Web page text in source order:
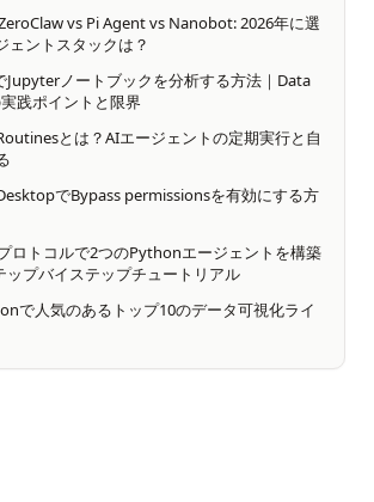
ワーの会議メモツール
作成アシスタント、コンテンツ制作を革命
Writing Assistant Revolutionizing Content
Guide - Achieve Top-notch Accuracy in
イド：視覚タスクにおける一流の精度を実
然言語処理のための次世代ツール
a Word Limit? Find the Best Ways to
ラム：Pythonにおけるplt.hist()の完全ガイ
外側に置く：bbox_to_anchor 早見表
plt.scatter() 完全ガイド
：plt.bar() と plt.barh() 完全ガイド
ムカラーマップをマスターする：包括的ガ
除する方法：詳細ガイド
ヒストグラムの10種類（コード例付き）
像のプロット方法
ダリ軸: twinxとsecondary_yaxisの使い分
How to Remove Columns from a
How to Remove Duplicate Rows in
Pythonで重複行を削除する方法
Select Data by Condition in Python
：Aggregation・Transform・Apply 完全ガ
Column Not Found — How to Fix It (Even
Wide Data to Long Format (Complete
Version Manager with Pyenv
in Python
Python: math.pi, numpy.pi, scipy, and
in Python with Ease
Pandas DataFrames: Explained!
A Comprehensive Comparison
in Python: Explained
How to Secure User Authentication
：Streamlitアプリでユーザー認証を
ラクティブなデータダッシュボードを構築す
ラクティブな地図を表示する：簡単なチュー
タブを作成：簡単に始める方法
インタラクティブなデータ可視化を簡単に
の使用方法：クイックガイド
トップ7のStreamlitの例とチュートリアル
vs Pi Agent vs Nanobot: 2026年に選
ェントスタックは？
Jupyterノートブックを分析する方法｜Data
践ポイントと限界
とは？AIエージェントの定期実行と自
でBypass permissionsを有効にする方
ロトコルで2つのPythonエージェントを構築
ップバイステップチュートリアル
で人気のあるトップ10のデータ可視化ライ